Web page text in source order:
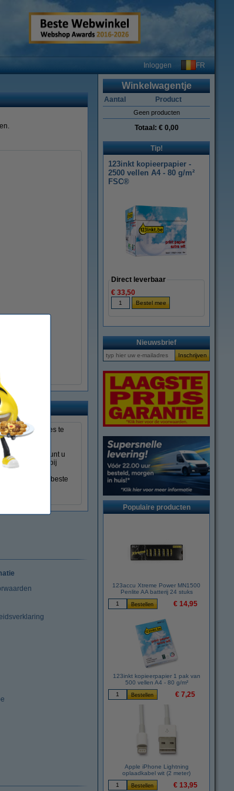
Inloggen FR
cartridges te
printertypes kunt u
u ook kiest, bij
u voor de beste
Winkelwagentje
Aantal Product
Geen producten
Totaal: € 0,00
Tip!
123inkt kopieerpapier -
2500 vellen A4 - 80 g/m²
FSC®
Direct leverbaar
€ 33,50
Nieuwsbrief
Populaire producten
123accu Xtreme Power MN1500
Penlite AA batterij 24 stuks
€ 14,95
123inkt kopieerpapier 1 pak van
500 vellen A4 - 80 g/m²
€ 7,25
Apple iPhone Lightning
oplaadkabel wit (2 meter)
€ 13,95